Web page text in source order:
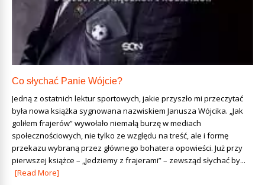
Co słychać Panie Wójcie?
Jedną z ostatnich lektur sportowych, jakie przyszło mi przeczytać
była nowa książka sygnowana nazwiskiem Janusza Wójcika. „Jak
goliłem frajerów” wywołało niemałą burzę w mediach
społecznościowych, nie tylko ze względu na treść, ale i formę
przekazu wybraną przez głównego bohatera opowieści. Już przy
pierwszej książce – „Jedziemy z frajerami” – zewsząd słychać by...
[Read More]